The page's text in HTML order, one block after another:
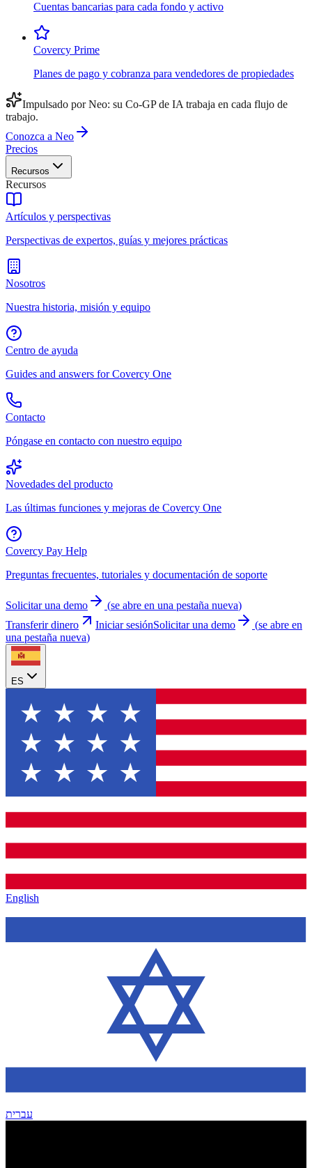
Cuentas bancarias para cada fondo y activo
Covercy Prime
Planes de pago y cobranza para vendedores de propiedades
Impulsado por Neo: su Co-GP de IA trabaja en cada flujo de
trabajo.
Conozca a Neo
Precios
Recursos
Recursos
Artículos y perspectivas
Perspectivas de expertos, guías y mejores prácticas
Nosotros
Nuestra historia, misión y equipo
Centro de ayuda
Guides and answers for Covercy One
Contacto
Póngase en contacto con nuestro equipo
Novedades del producto
Las últimas funciones y mejoras de Covercy One
Covercy Pay Help
Preguntas frecuentes, tutoriales y documentación de soporte
Solicitar una demo (se abre en una pestaña nueva)
Transferir dinero
Iniciar sesiónSolicitar una demo (se abre en
una pestaña nueva)
ES
English
עברית